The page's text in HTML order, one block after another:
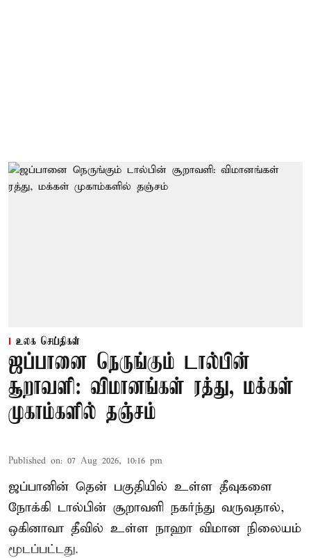
உலக செய்திகள்
ஜப்பானை நெருங்கும் டால்பின்
சூறாவளி: விமானங்கள் ரத்து, மக்கள்
முகாம்களில் தஞ்சம்
Published on: 07 Aug 2026, 10:16 pm
ஜப்பானின் தென் பகுதியில் உள்ள தீவுகளை
நோக்கி டால்பின் சூறாவளி நகர்ந்து வருவதால்,
ஒகினாவா தீவில் உள்ள நாஹா விமான நிலையம்
மூடப்பட்டது.